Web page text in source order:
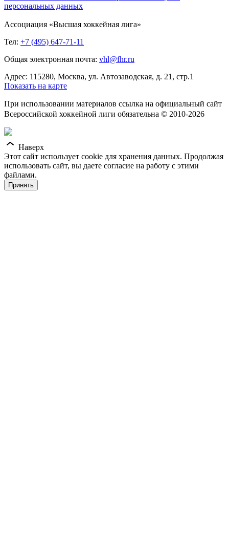
персональных данных
Ассоциация «Высшая хоккейная лига»
Тел: +7 (495) 647-71-11
Общая электронная почта: vhl@fhr.ru
Адрес: 115280, Москва, ул. Автозаводская, д. 21, стр.1
Показать на карте
При использовании материалов ссылка на официальный сайт
Всероссийской хоккейной лиги обязательна © 2010-2026
Наверх
Этот сайт использует cookie для хранения данных. Продолжая
использовать сайт, вы даете согласие на работу с этими
файлами.
Принять